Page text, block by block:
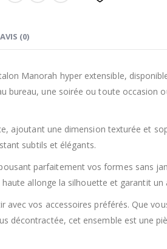
AVIS (0)
Manorah hyper extensible,
bureau, une soirée ou toute occasion
ajoutant une dimension texturée et
subtils et élégants.
parfaitement vos formes sans
allonge la silhouette et garantit
vos accessoires préférés. Que
décontractée, cet ensemble est une